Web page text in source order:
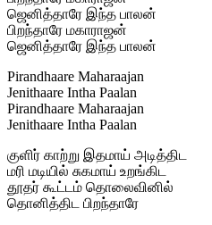
ஜெனித்தாரே இந்த பாலன்
பிறந்தாரே மகாராஜன்
ஜெனித்தாரே இந்த பாலன்
Pirandhaare Maharaajan
Jenithaare Intha Paalan
Pirandhaare Maharaajan
Jenithaare Intha Paalan
குளிர் காற்று இதமாய் அடித்திட
மரி மடியில் சுகமாய் உறங்கிட
தூதர் கூட்டம் தொலைவினில்
தொனித்திட பிறந்தாரே